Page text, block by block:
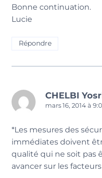
Bonne continuation.
Lucie
Répondre
CHELBI
mars 16, 2014 à
*Les mesures des
immédiates doivent
qualité qui ne soit pas
avancer sur les